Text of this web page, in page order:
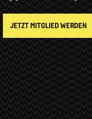
JETZT MITGLIED WERDEN